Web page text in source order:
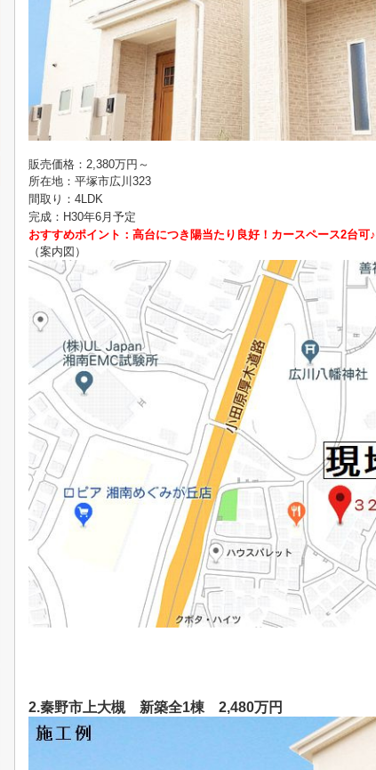
販売価格：2,380万円～
所在地：平塚市広川323
間取り：4LDK
完成：H30年6月予定
おすすめポイント：高台につき陽当たり良好！カースペース2台可♪
（案内図）
2.秦野市上大槻 新築全1棟 2,480万円